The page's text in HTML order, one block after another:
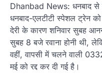
Dhanbad News: धनबाद
धनबाद-एलटीटी स्पेशल ट्रेन
देरी के कारण शनिवार सुबह
सुबह 8 बजे रवाना होनी थी,
वहीं, वापसी में चलने वाली
मई को रद्द कर दी गई है।